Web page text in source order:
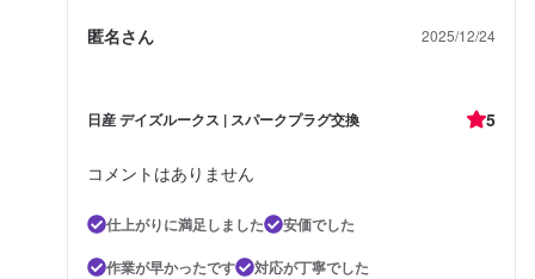
匿名さん 2025/12/24
日産 デイズルークス | スパークプラグ交換 5
コメントはありません
仕上がりに満足しました
安価でした
作業が早かったです
対応が丁寧でした